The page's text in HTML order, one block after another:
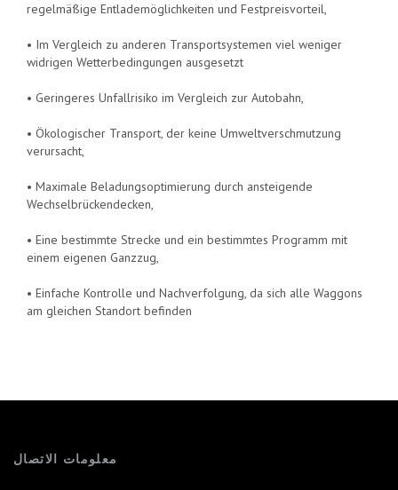
regelmäßige Entlademöglichkeiten und Festpreisvorteil,
• Im Vergleich zu anderen Transportsystemen viel weniger
widrigen Wetterbedingungen ausgesetzt
• Geringeres Unfallrisiko im Vergleich zur Autobahn,
• Ökologischer Transport, der keine Umweltverschmutzung
verursacht,
• Maximale Beladungsoptimierung durch ansteigende
Wechselbrückendecken,
• Eine bestimmte Strecke und ein bestimmtes Programm mit
einem eigenen Ganzzug,
• Einfache Kontrolle und Nachverfolgung, da sich alle Waggons
am gleichen Standort befinden
معلومات الاتصال